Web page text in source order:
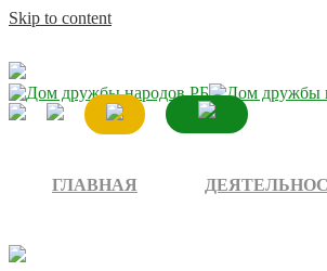
Skip to content
ГЛАВНАЯ